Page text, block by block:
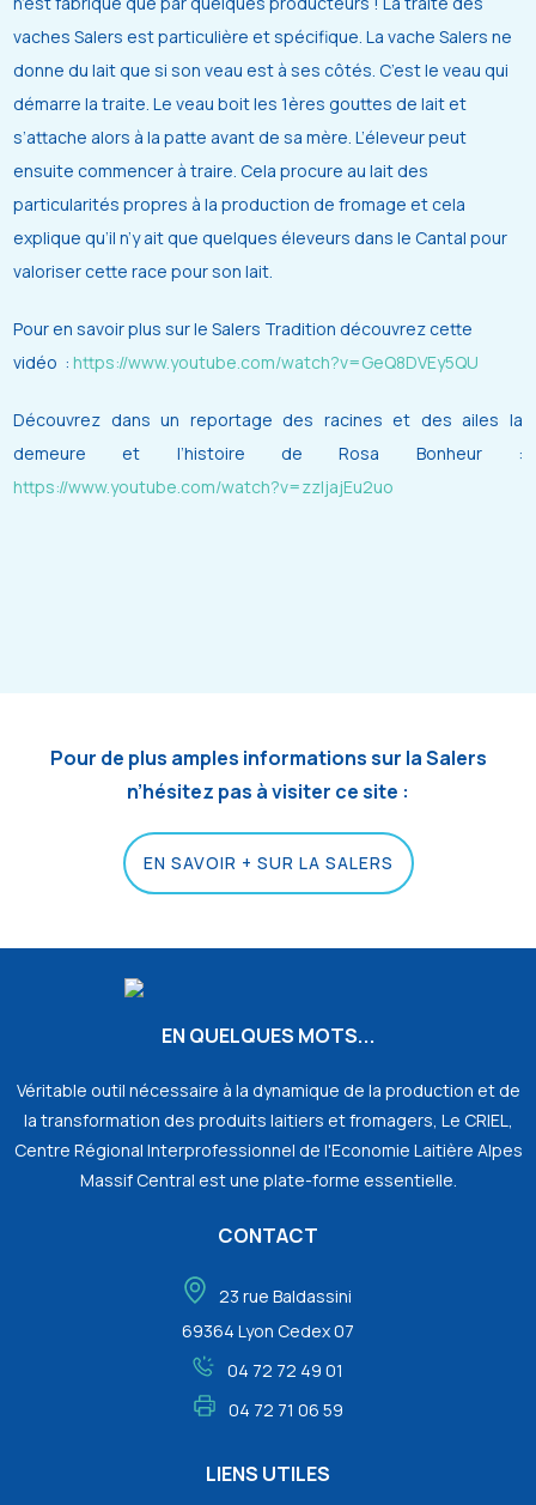
vaches Salers est particulière et spécifique. La vache Salers ne
donne du lait que si son veau est à ses côtés. C’est le veau qui
démarre la traite. Le veau boit les 1ères gouttes de lait et
s’attache alors à la patte avant de sa mère. L’éleveur peut
ensuite commencer à traire. Cela procure au lait des
particularités propres à la production de fromage et cela
explique qu’il n’y ait que quelques éleveurs dans le Cantal pour
valoriser cette race pour son lait.
Pour en savoir plus sur le Salers Tradition découvrez cette
vidéo : https://www.youtube.com/watch?v=GeQ8DVEy5QU
Découvrez dans un reportage des racines et des ailes la
demeure et l’histoire de Rosa Bonheur :
https://www.youtube.com/watch?v=zzIjajEu2uo
Pour de plus amples informations sur la Salers
n’hésitez pas à visiter ce site :
EN SAVOIR + SUR LA SALERS
EN QUELQUES MOTS...
Véritable outil nécessaire à la dynamique de la production et de
la transformation des produits laitiers et fromagers, Le CRIEL,
Centre Régional Interprofessionnel de l'Economie Laitière Alpes
Massif Central est une plate-forme essentielle.
CONTACT
23 rue Baldassini
69364 Lyon Cedex 07
04 72 72 49 01
04 72 71 06 59
LIENS UTILES